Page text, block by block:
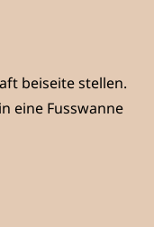
beiseite stellen.
eine Fusswanne